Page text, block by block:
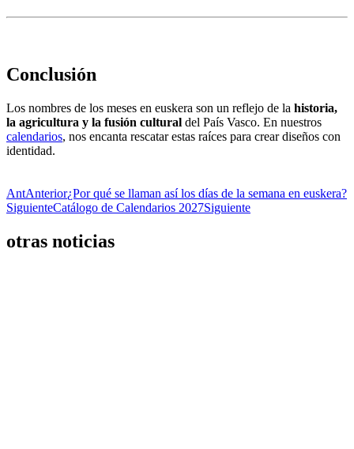
Conclusión
Los nombres de los meses en euskera son un reflejo de la historia,
la agricultura y la fusión cultural del País Vasco. En nuestros
calendarios, nos encanta rescatar estas raíces para crear diseños con
identidad.
AntAnterior¿Por qué se llaman así los días de la semana en euskera?
SiguienteCatálogo de Calendarios 2027Siguiente
otras noticias